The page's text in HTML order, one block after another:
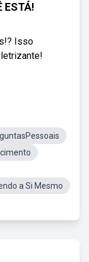
ESTÁ!
Isso
a Si Mesmo